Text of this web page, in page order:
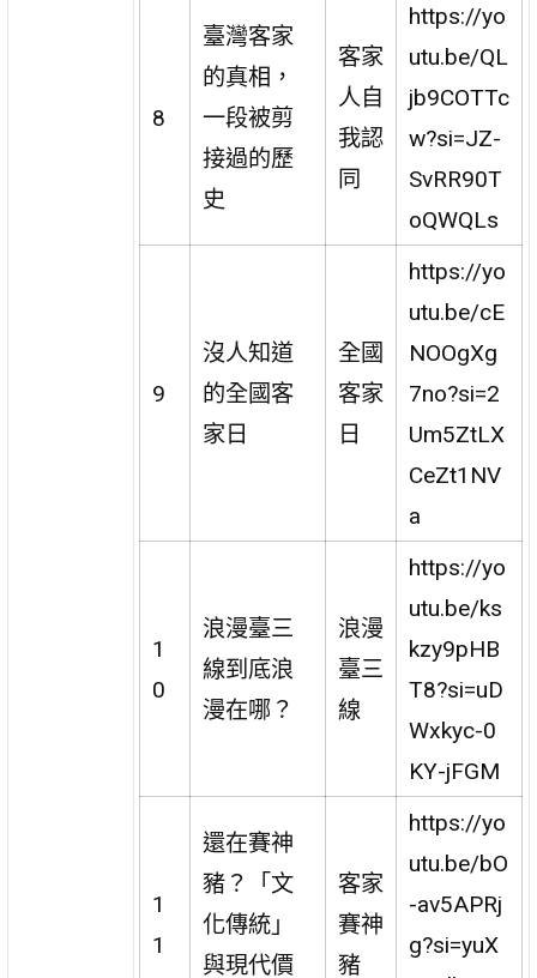
8
臺灣客家
的真相，
一段被剪
接過的歷
史
客家
人自
我認
同
https://yo
utu.be/QL
jb9COTTc
w?si=JZ-
SvRR90T
oQWQLs
9
沒人知道
的全國客
家日
全國
客家
日
https://yo
utu.be/cE
NOOgXg
7no?si=2
Um5ZtLX
CeZt1NV
a
1
0
浪漫臺三
線到底浪
漫在哪？
浪漫
臺三
線
https://yo
utu.be/ks
kzy9pHB
T8?si=uD
Wxkyc-0
KY-jFGM
1
1
還在賽神
豬？「文
化傳統」
與現代價
客家
賽神
豬
https://yo
utu.be/bO
-av5APRj
g?si=yuX